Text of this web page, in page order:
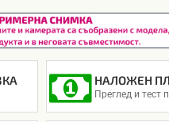
НАЛОЖЕН
Преглед и тест